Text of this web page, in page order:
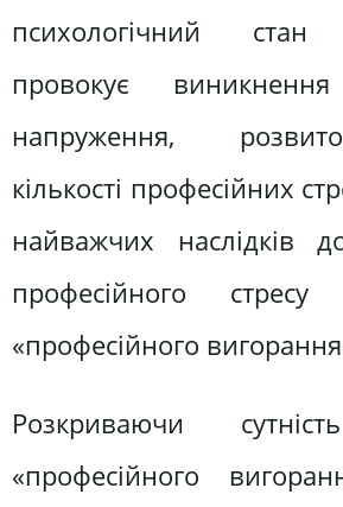
психологічний стан
провокує
напруження,
кількості професійних
найважчих наслідків
професійного
«професійного
Розкриваючи
«професійного